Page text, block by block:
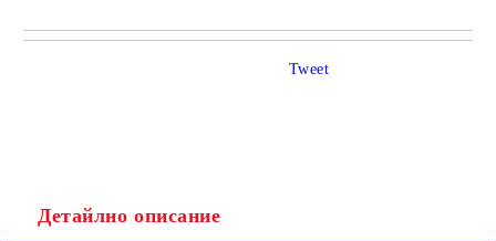
САМО ПОПЪЛНЕТЕ 4 ПОЛЕТА
Tweet
Детайлно описание